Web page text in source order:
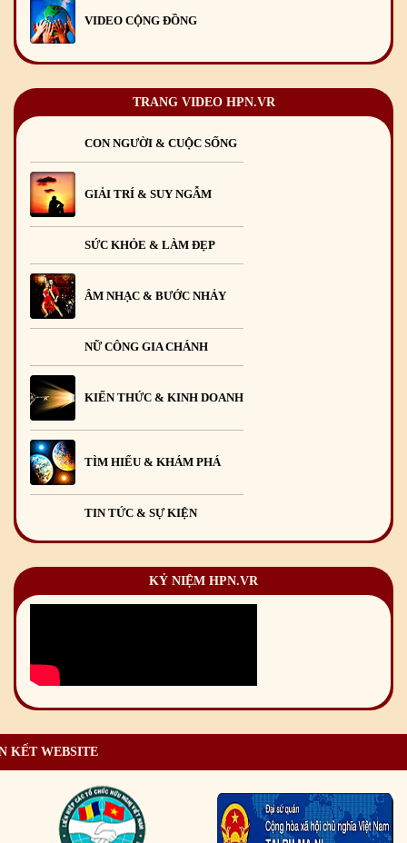
VIDEO CỘNG ĐỒNG
TRANG VIDEO HPN.VR
CON NGƯỜI & CUỘC SỐNG
GIẢI TRÍ & SUY NGẪM
SỨC KHỎE & LÀM ĐẸP
ÂM NHẠC & BƯỚC NHẢY
NỮ CÔNG GIA CHÁNH
KIẾN THỨC & KINH DOANH
TÌM HIỂU & KHÁM PHÁ
TIN TỨC & SỰ KIỆN
KỶ NIỆM HPN.VR
KẾT WEBSITE